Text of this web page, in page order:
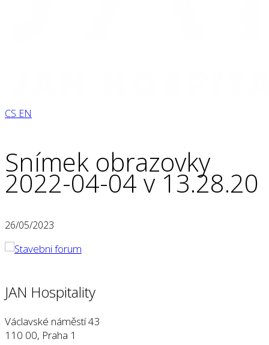
CS EN
Snímek obrazovky
2022-04-04 v 13.28.20
26/05/2023
JAN Hospitality
Václavské náměstí 43
110 00, Praha 1